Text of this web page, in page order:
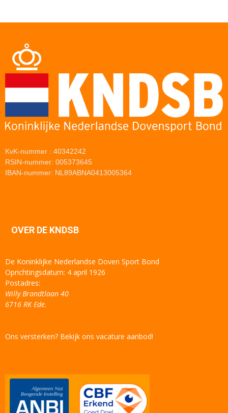
KvK-nummer : 40342242
RSIN-nummer: 005373645
IBAN-nummer: NL89ABNA0413005364
OVER DE KNDSB
De Koninklijke Nederlandse Doven Sport Bond
Oprichtingsdatum: 4 april 1926
Postadres:
Willy Brandtlaan 40
6716 RK Ede.
Ons versterken? Bekijk ons vacature aanbod!